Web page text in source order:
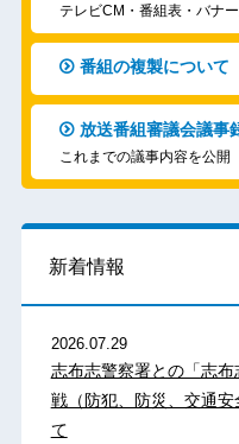
テレビCM・番組表・バナ
番組の複製について
放送番組審議会議事
これまでの議事内容を公開
新着情報
2026.07.29
志布志警察署との「志
戦（防犯、防災、交通
て